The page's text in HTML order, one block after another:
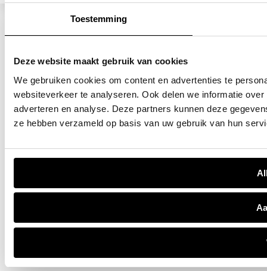
Toestemming
Deze website maakt gebruik van cookies
We gebruiken cookies om content en advertenties te
websiteverkeer te analyseren. Ook delen we informatie
adverteren en analyse. Deze partners kunnen deze
ze hebben verzameld op basis van uw gebruik van hun
aansprakelijk voor eventuele onjuistheden in de tekst of de
opgegeven uitrusting van de auto.